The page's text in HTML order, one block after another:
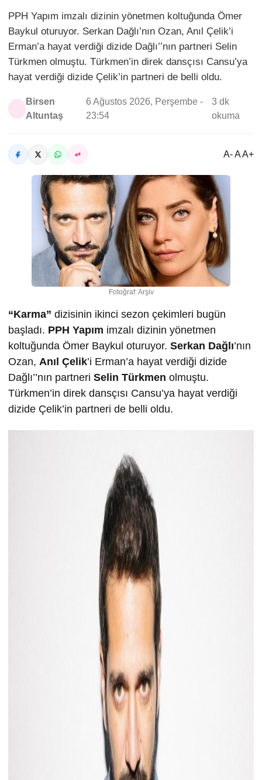
PPH Yapım imzalı dizinin yönetmen koltuğunda Ömer
Baykul oturuyor. Serkan Dağlı’nın Ozan, Anıl Çelik’i
Erman’a hayat verdiği dizide Dağlı’’nın partneri Selin
Türkmen olmuştu. Türkmen’in direk dansçısı Cansu’ya
hayat verdiği dizide Çelik’in partneri de belli oldu.
Birsen
Altuntaş
6 Ağustos 2026, Perşembe -
23:54
3 dk
okuma
A- A A+
Fotoğraf: Arşiv
“Karma” dizisinin ikinci sezon çekimleri bugün
başladı. PPH Yapım imzalı dizinin yönetmen
koltuğunda Ömer Baykul oturuyor. Serkan Dağlı’nın
Ozan, Anıl Çelik’i Erman’a hayat verdiği dizide
Dağlı’’nın partneri Selin Türkmen olmuştu.
Türkmen’in direk dansçısı Cansu’ya hayat verdiği
dizide Çelik’in partneri de belli oldu.